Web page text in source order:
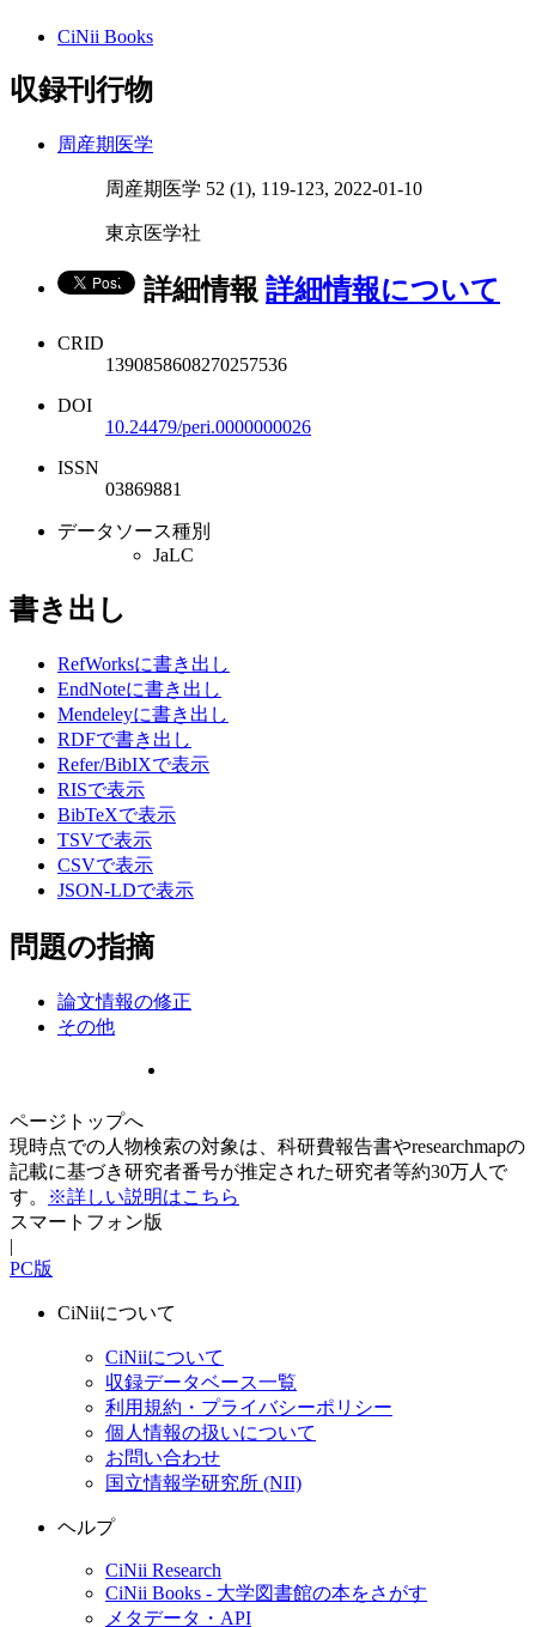
CiNii Books
収録刊行物
周産期医学
周産期医学 52 (1), 119-123, 2022-01-10
東京医学社
詳細情報 詳細情報について
CRID
1390858608270257536
DOI
10.24479/peri.0000000026
ISSN
03869881
データソース種別
JaLC
書き出し
RefWorksに書き出し
EndNoteに書き出し
Mendeleyに書き出し
RDFで書き出し
Refer/BibIXで表示
RISで表示
BibTeXで表示
TSVで表示
CSVで表示
JSON-LDで表示
問題の指摘
論文情報の修正
その他
ページトップへ
現時点での人物検索の対象は、科研費報告書やresearchmapの
記載に基づき研究者番号が推定された研究者等約30万人で
す。
※詳しい説明はこちら
スマートフォン版
|
PC版
CiNiiについて
CiNiiについて
収録データベース一覧
利用規約・プライバシーポリシー
個人情報の扱いについて
お問い合わせ
国立情報学研究所 (NII)
ヘルプ
CiNii Research
CiNii Books - 大学図書館の本をさがす
メタデータ・API